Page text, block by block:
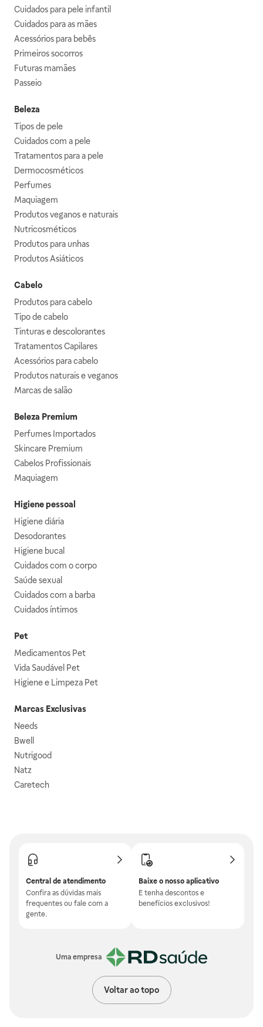
Cuidados para pele infantil
Cuidados para as mães
Acessórios para bebês
Primeiros socorros
Futuras mamães
Passeio
Beleza
Tipos de pele
Cuidados com a pele
Tratamentos para a pele
Dermocosméticos
Perfumes
Maquiagem
Produtos veganos e naturais
Nutricosméticos
Produtos para unhas
Produtos Asiáticos
Cabelo
Produtos para cabelo
Tipo de cabelo
Tinturas e descolorantes
Tratamentos Capilares
Acessórios para cabelo
Produtos naturais e veganos
Marcas de salão
Beleza Premium
Perfumes Importados
Skincare Premium
Cabelos Profissionais
Maquiagem
Higiene pessoal
Higiene diária
Desodorantes
Higiene bucal
Cuidados com o corpo
Saúde sexual
Cuidados com a barba
Cuidados íntimos
Pet
Medicamentos Pet
Vida Saudável Pet
Higiene e Limpeza Pet
Marcas Exclusivas
Needs
Bwell
Nutrigood
Natz
Caretech
Central de atendimento
Confira as dúvidas mais
frequentes ou fale com a
gente.
Baixe o nosso aplicativo
E tenha descontos e
benefícios exclusivos!
Uma empresa
Voltar ao topo